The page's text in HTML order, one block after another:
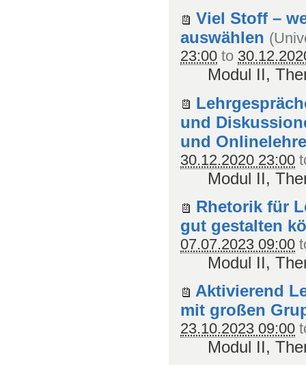
Viel Stoff –
auswählen (
23:00 to
Modul II,
und
und
30.12.2020 23:00
Modul II,
Rhetorik für
gut gestalten
07.07.2023 09:00
Modul II,
Aktivierend
mit großen
23.10.2023 09:00
Modul II,